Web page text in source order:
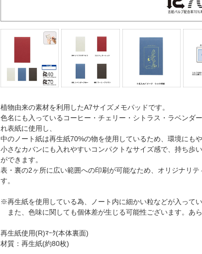
植物由来の素材を利用したA7サイズメモパッドです。
色名にも入っているコーヒー・チェリー・シトラス・ラベンダ
れ表紙に使用し、
中のノート紙は再生紙70%の物を使用しているため、環境にも
小さなカバンにも入れやすいコンパクトなサイズ感で、持ち歩
ができます。
表・裏の2ヶ所に広い範囲への印刷が可能なため、オリジナリテ
す。
※再生紙を使用している為、ノート内に細かい粒などが入ってい
また、色味に関しても個体差が生じる可能性ございます。あら
再生紙使用(R)ﾏｰｸ(本体裏面)
材質：再生紙(約80枚)